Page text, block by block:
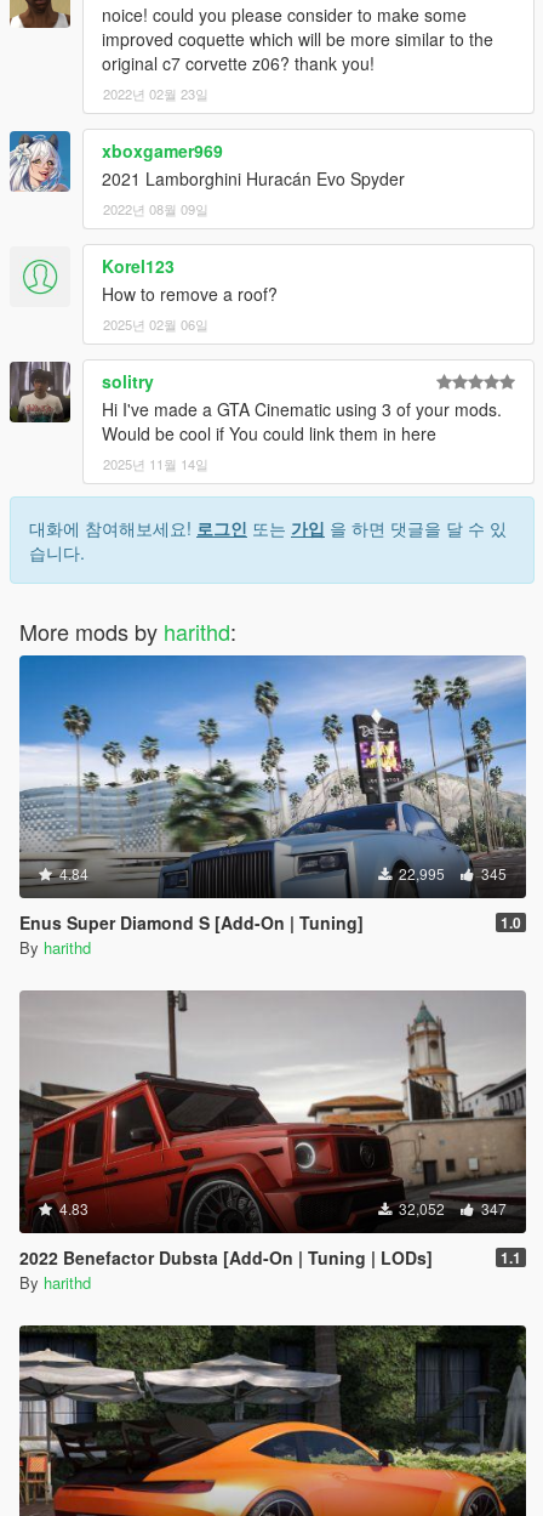
noice! could you please consider to make some
improved coquette which will be more similar to the
original c7 corvette z06? thank you!
2022년 02월 23일
xboxgamer969
2021 Lamborghini Huracán Evo Spyder
2022년 08월 09일
Korel123
How to remove a roof?
2025년 02월 06일
solitry
Hi I've made a GTA Cinematic using 3 of your mods.
Would be cool if You could link them in here
2025년 11월 14일
대화에 참여해보세요! 로그인 또는 가입 을 하면 댓글을 달 수 있
습니다.
More mods by harithd:
4.84 22,995 345
Enus Super Diamond S [Add-On | Tuning] 1.0
By harithd
4.83 32,052 347
2022 Benefactor Dubsta [Add-On | Tuning | LODs] 1.1
By harithd